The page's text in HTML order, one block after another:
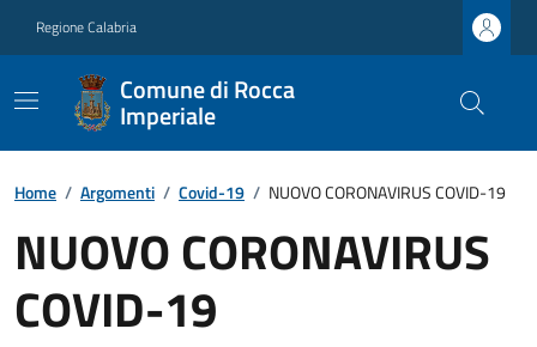
Regione Calabria
Comune di Rocca
Imperiale
Home / Argomenti / Covid-19 / NUOVO CORONAVIRUS COVID-19
NUOVO CORONAVIRUS
COVID-19